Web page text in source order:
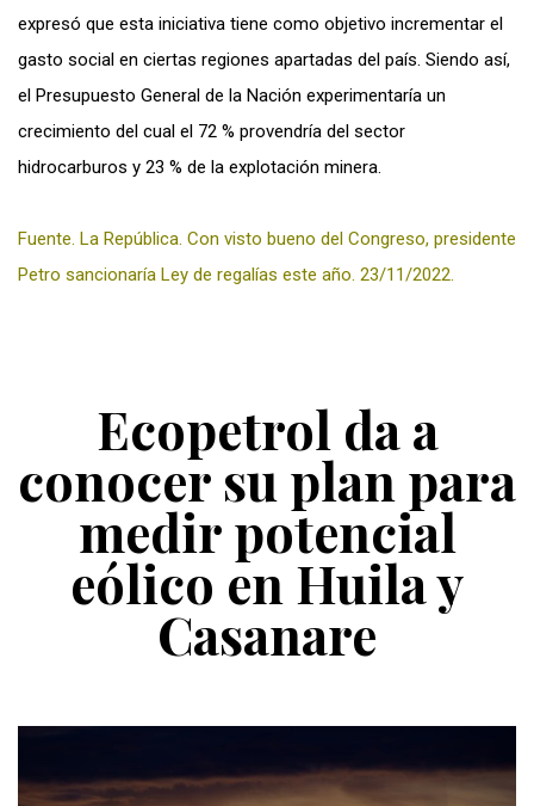
expresó que esta iniciativa tiene como objetivo incrementar el
gasto social en ciertas regiones apartadas del país. Siendo así,
el Presupuesto General de la Nación experimentaría un
crecimiento del cual el 72 % provendría del sector
hidrocarburos y 23 % de la explotación minera.
Fuente. La República. Con visto bueno del Congreso, presidente
Petro sancionaría Ley de regalías este año. 23/11/2022.
Ecopetrol da a
conocer su plan para
medir potencial
eólico en Huila y
Casanare